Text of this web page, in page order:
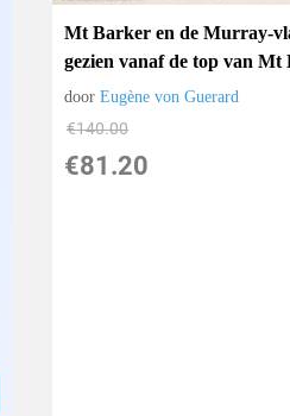
Mt Barker en de Murray-
gezien vanaf de top van Mt
doorEugène von Guerard
€140.00
€81.20